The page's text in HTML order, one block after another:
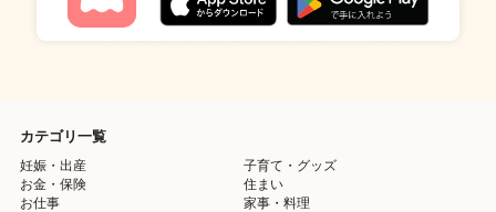
カテゴリ一覧
妊娠・出産
子育て・グッズ
お金・保険
住まい
お仕事
家事・料理